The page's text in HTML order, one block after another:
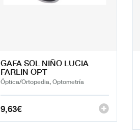
GAFA SOL NIÑO LUCIA
FARLIN OPT
Óptica/Ortopedia, Optometría
9,63€